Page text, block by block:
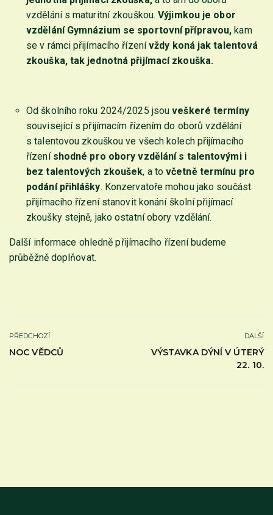
vzdělání s maturitní zkouškou.Výjimkou je obor
vzdělání Gymnázium se sportovní přípravou, kam
se v rámci přijímacího řízenívždy koná jak talentová
zkouška, tak jednotná přijímací zkouška.
Od školního roku 2024/2025 jsouveškeré termíny
související s přijímacím řízením do oborů vzdělání
s talentovou zkouškou ve všech kolech přijímacího
řízení shodné pro obory vzdělání s talentovými i
bez talentových zkoušek, a tovčetně termínu pro
podání přihlášky. Konzervatoře mohou jako součást
přijímacího řízení stanovit konání školní přijímací
zkoušky stejně, jako ostatní obory vzdělání.
Další informace ohledně přijímacího řízení budeme
průběžně doplňovat.
PŘEDCHOZÍ
NOC VĚDCŮ
DALŠÍ
VÝSTAVKA DÝNÍ V ÚTERÝ
22. 10.